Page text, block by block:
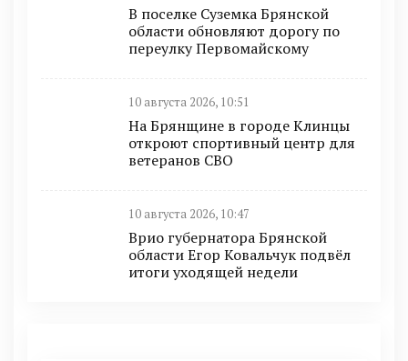
В поселке Суземка Брянской
области обновляют дорогу по
переулку Первомайскому
10 августа 2026, 10:51
На Брянщине в городе Клинцы
откроют спортивный центр для
ветеранов СВО
10 августа 2026, 10:47
Врио губернатора Брянской
области Егор Ковальчук подвёл
итоги уходящей недели